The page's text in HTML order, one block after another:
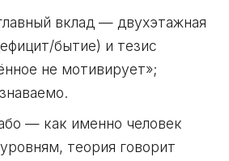
вклад — двухэтажная
бытие) и тезис
не мотивирует»;
— как именно человек
теория говорит